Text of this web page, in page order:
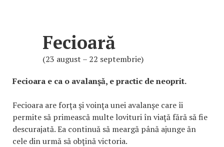
Fecioară
(23 august – 22 septembrie)
Fecioara e ca o avalanşă, e practic de neoprit.
Fecioara are forţa şi voinţa unei avalanşe care îi
permite să primească multe lovituri în viaţă fără să fie
descurajată. Ea continuă să meargă până ajunge ăn
cele din urmă să obţină victoria.